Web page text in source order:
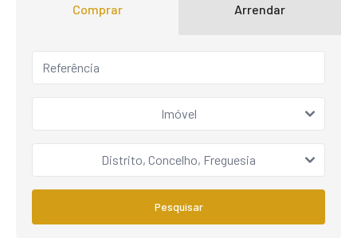
Comprar Arrendar
Imóvel
Distrito, Concelho, Freguesia
Pesquisar